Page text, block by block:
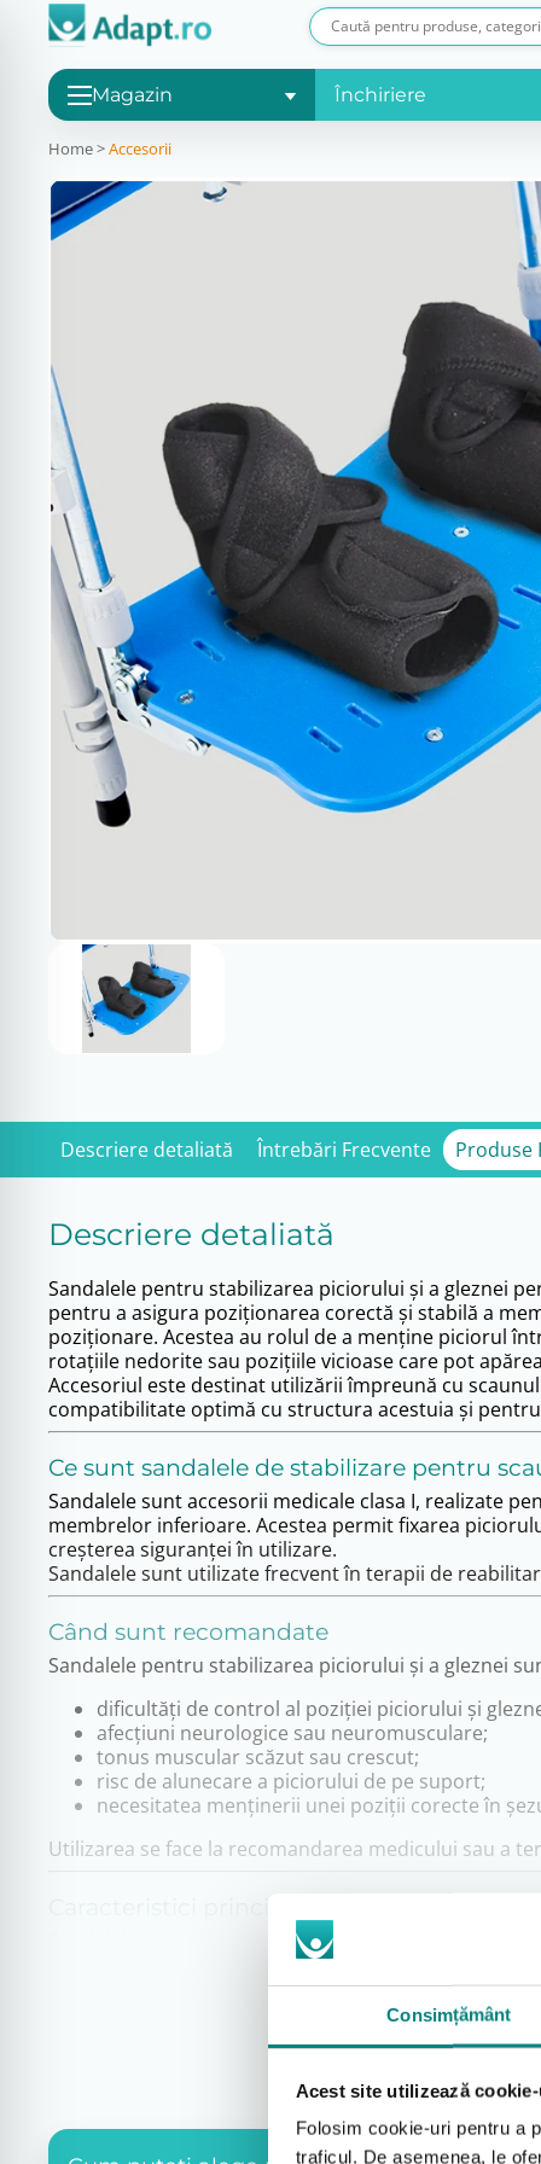
Consimțământ
Acest site utilizează
Folosim cookie-uri pentru a
traficul. De asemenea, le
Magazin Închiriere
Home>Accesorii
Descriere detaliată Întrebări Frecvente Produse
Descriere detaliată
Sandalele pentru stabilizarea piciorului și a gleznei
pentru a asigura poziționarea corectă și stabilă a
poziționare. Acestea au rolul de a menține piciorul
rotațiile nedorite sau pozițiile vicioase care pot
Accesoriul este destinat utilizării împreună cu
compatibilitate optimă cu structura acestuia și
Ce sunt sandalele de stabilizare pentru
Sandalele sunt accesorii medicale clasa I, realizate
membrelor inferioare. Acestea permit fixarea
creșterea siguranței în utilizare.
Sandalele sunt utilizate frecvent în terapii de
Când sunt recomandate
Sandalele pentru stabilizarea piciorului și a gleznei
dificultăți de control al poziției piciorului și
afecțiuni neurologice sau neuromusculare;
tonus muscular scăzut sau crescut;
risc de alunecare a piciorului de pe suport;
necesitatea menținerii unei poziții corecte în
Utilizarea se face la recomandarea medicului sau a
Caracteristici principale
Sandalele pentru scaun JORDI oferă:
stabilizare eficientă a piciorului și a gleznei;
sistem de prindere sigur, adaptat utilizării
materiale rezistente, ușor de curățat și
compatibilitate exclusivă cu scaunul de
integrare sigură în sistemul de suport pentru
Siguranță și utilizare corectă